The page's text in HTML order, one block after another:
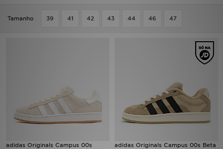
Tamanho 39 41 42 43 44 46 47
adidas Originals Campus 00s adidas Originals Campus 00s Beta
FUTEBOL JD
VER MARCAS